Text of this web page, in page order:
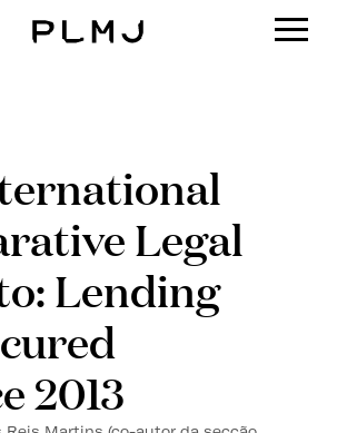
Legal
Lending
2013